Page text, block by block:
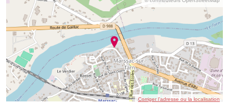
Corriger l’adresse ou la localisation